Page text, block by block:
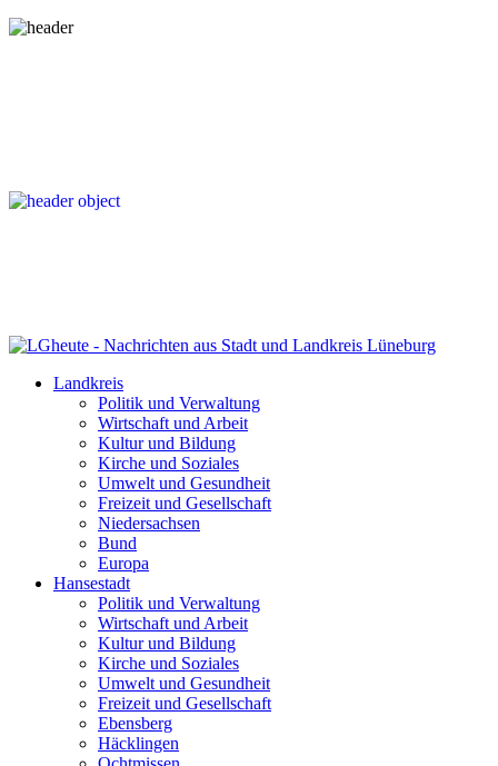
Landkreis
Politik und Verwaltung
Wirtschaft und Arbeit
Kultur und Bildung
Kirche und Soziales
Umwelt und Gesundheit
Freizeit und Gesellschaft
Niedersachsen
Bund
Europa
Hansestadt
Politik und Verwaltung
Wirtschaft und Arbeit
Kultur und Bildung
Kirche und Soziales
Umwelt und Gesundheit
Freizeit und Gesellschaft
Ebensberg
Häcklingen